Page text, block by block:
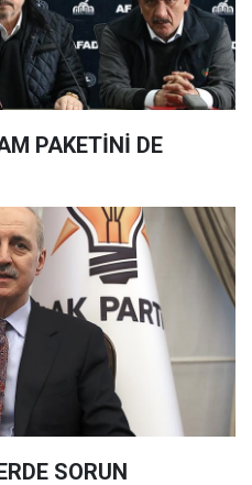
PAKETİNİ DE
SORUN